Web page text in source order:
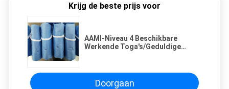
Krijg de beste prijs voor
AAMI-Niveau 4 Beschikbare
Werkende Toga's/Geduldige
Doorgaan